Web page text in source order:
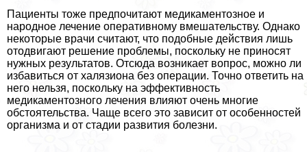
Пациенты тоже предпочитают медикаментозное и
народное лечение оперативному вмешательству. Однако
некоторые врачи считают, что подобные действия лишь
отодвигают решение проблемы, поскольку не приносят
нужных результатов. Отсюда возникает вопрос, можно ли
избавиться от халязиона без операции. Точно ответить на
него нельзя, поскольку на эффективность
медикаментозного лечения влияют очень многие
обстоятельства. Чаще всего это зависит от особенностей
организма и от стадии развития болезни.